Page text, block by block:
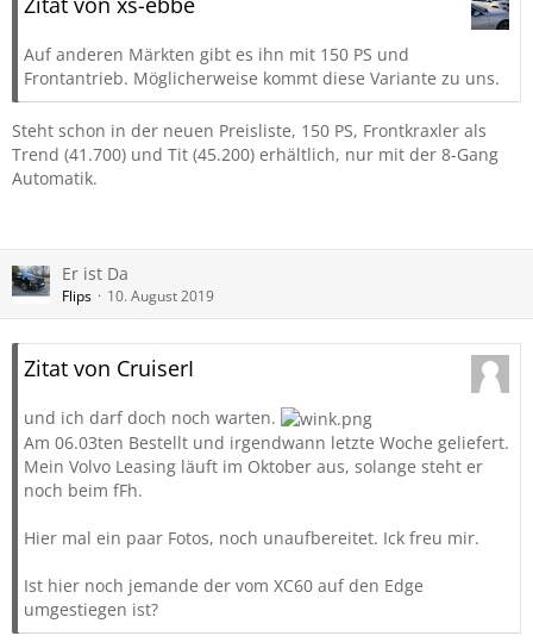
Auf anderen Märkten gibt es ihn mit 150 PS und
Frontantrieb. Möglicherweise kommt diese Variante zu uns.
Steht schon in der neuen Preisliste, 150 PS, Frontkraxler als
Trend (41.700) und Tit (45.200) erhältlich, nur mit der 8-Gang
Automatik.
Er ist Da
Flips 10. August 2019
Zitat von CruiserI
und ich darf doch noch warten.
Am 06.03ten Bestellt und irgendwann letzte Woche geliefert.
Mein Volvo Leasing läuft im Oktober aus, solange steht er
noch beim fFh.
Hier mal ein paar Fotos, noch unaufbereitet. Ick freu mir.
Ist hier noch jemande der vom XC60 auf den Edge
umgestiegen ist?